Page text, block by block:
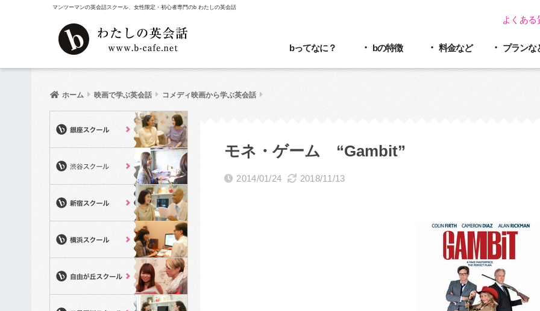
マンツーマンの英会話スクール、女性限定・初心者専門のb わたしの英会話
よくある
bってなに？ bの特徴 料金など プランな
ホーム 映画で学ぶ英会話 コメディ映画から学ぶ英会話
モネ・ゲーム “Gambit”
2014/01/24 2018/11/13